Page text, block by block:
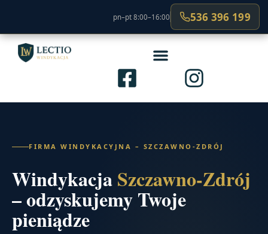
pn–pt 8:00–16:00 536 396 199
FIRMA WINDYKACYJNA – SZCZAWNO-ZDRÓJ
WindykacjaSzczawno-Zdrój
– odzyskujemy Twoje
pieniądze